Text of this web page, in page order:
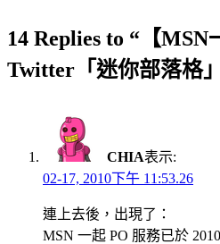
14 Replies to “【
Twitter「迷你部落格
CHIA表示:
02-17, 2010下午 11:53.26
連上去後，出現了：
MSN 一起 PO 服務已於